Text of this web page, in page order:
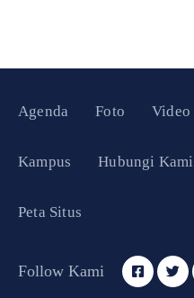
Agenda Foto Video
Kampus Hubungi Kami
Peta Situs
Follow Kami